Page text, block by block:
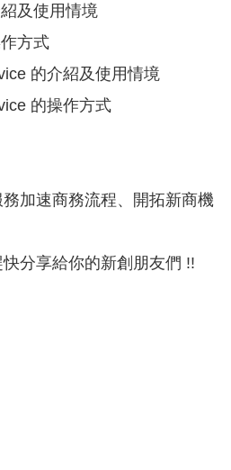
及使用情境
方式
的介紹及使用情境
的操作方式
加速商務流程、開拓新商機
分享給你的新創朋友們 !!